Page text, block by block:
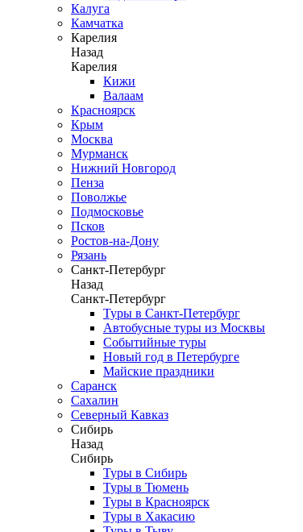
Калуга
Камчатка
Карелия
Назад
Карелия
Кижи
Валаам
Красноярск
Крым
Москва
Мурманск
Нижний Новгород
Пенза
Поволжье
Подмосковье
Псков
Ростов-на-Дону
Рязань
Санкт-Петербург
Назад
Санкт-Петербург
Туры в Санкт-Петербург
Автобусные туры из Москвы
Событийные туры
Новый год в Петербурге
Майские праздники
Саранск
Сахалин
Северный Кавказ
Сибирь
Назад
Сибирь
Туры в Сибирь
Туры в Тюмень
Туры в Красноярск
Туры в Хакасию